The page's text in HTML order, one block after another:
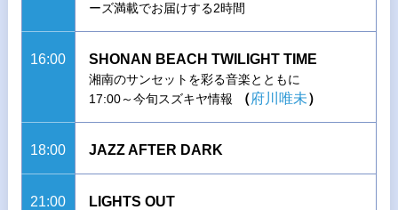
ーズ満載でお届けする2時間
16:00 SHONAN BEACH TWILIGHT TIME
湘南のサンセットを彩る音楽とともに
17:00～今旬スズキヤ情報
（府川唯未）
18:00 JAZZ AFTER DARK
21:00 LIGHTS OUT